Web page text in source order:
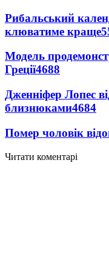
Рибальський
клюватиме краще
Модель
Греції4688
Дженніфер Лопес
близнюками4684
Помер чоловік
Читати коментарі